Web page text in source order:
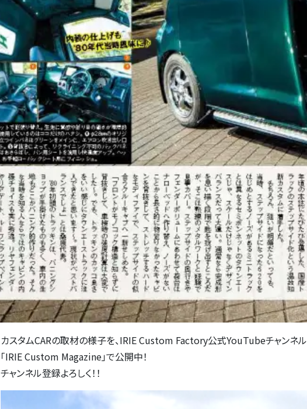
カスタムCARの取材の様子を、IRIE Custom Factory公式YouTubeチャンネル
「IRIE Custom Magazine」で公開中！
チャンネル登録よろしく！！